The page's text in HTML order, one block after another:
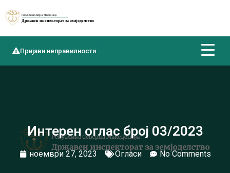
Пријави неправилности
Интерен оглас број 03/2023
ноември 27, 2023 Огласи No Comments